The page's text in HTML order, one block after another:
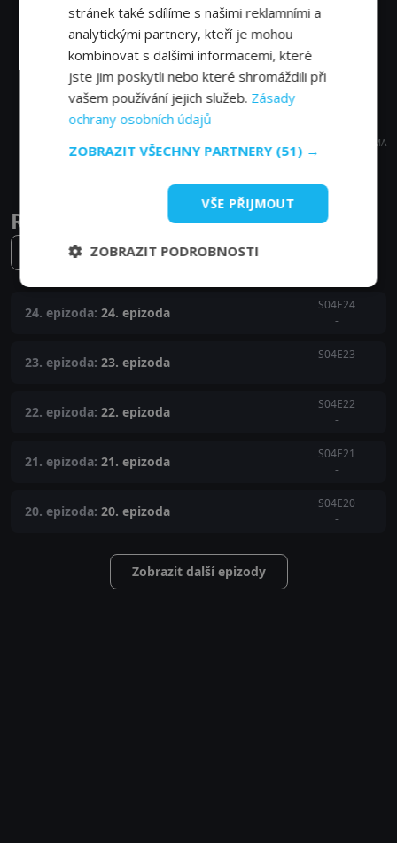
REKLAMA
Ruža pre nevestu epizody
4. série
24. epizoda: 24. epizoda
S04E24
-
23. epizoda: 23. epizoda
S04E23
-
22. epizoda: 22. epizoda
S04E22
-
21. epizoda: 21. epizoda
S04E21
-
20. epizoda: 20. epizoda
S04E20
-
Zobrazit další epizody
stránek také sdílíme s našimi reklamními a
analytickými partnery, kteří je mohou
kombinovat s dalšími informacemi, které
jste jim poskytli nebo které shromáždili při
vašem používání jejich služeb. Zásady
ochrany osobních údajů
ZOBRAZIT VŠECHNY PARTNERY (51) →
VŠE PŘIJMOUT
ZOBRAZIT PODROBNOSTI